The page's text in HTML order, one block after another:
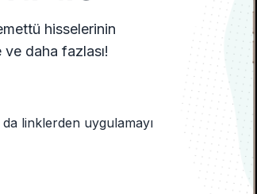
hisselerinin
daha fazlası!
linklerden uygulamayı